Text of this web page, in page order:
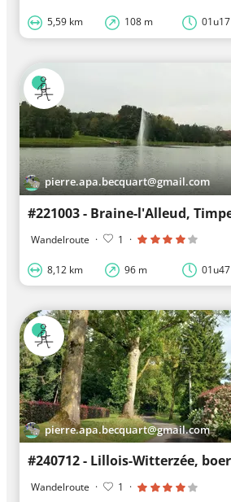
5,59 km 108 m 01u17
pierre.apa.becquart@gmail.com
Wandelroute · 1 ·
8,12 km 96 m 01u47
pierre.apa.becquart@gmail.com
Wandelroute · 1 ·